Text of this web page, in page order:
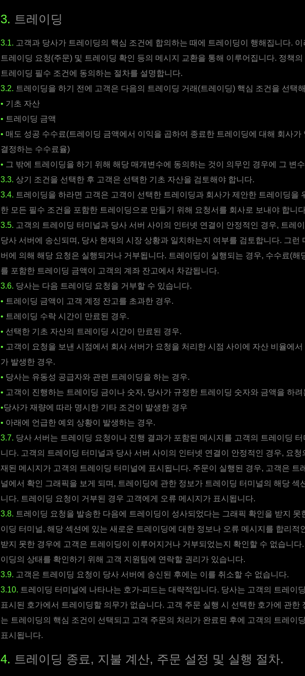
3. 트레이딩
3.1. 고객과 당사가 트레이딩의 핵심 조건에 합의하는 때에 트레이딩이 행해집니다.
트레이딩 요청(주문) 및 트레이딩 확인 등의 메시지 교환을 통해 이루어집니다. 정책
트레이딩 필수 조건에 동의하는 절차를 설명합니다.
3.2. 트레이딩을 하기 전에 고객은 다음의 트레이딩 거래(트레이딩) 핵심 조건을 선택
• 기초 자산
• 트레이딩 금액
• 매도 성공 수수료(트레이딩 금액에서 이익을 곱하여 종료한 트레이딩에 대해 회사가
결정하는 수수료율)
• 그 밖에 트레이딩을 하기 위해 해당 매개변수에 동의하는 것이 의무인 경우에 그 변
3.3. 상기 조건을 선택한 후 고객은 선택한 기초 자산을 검토해야 합니다.
3.4. 트레이딩을 하라면 고객은 고객이 선택한 트레이딩과 회사가 제안한 트레이딩을
한 모든 필수 조건을 포함한 트레이딩으로 만들기 위해 요청서를 회사로 보내야 합니
3.5. 고객의 트레이딩 터미널과 당사 서버 사이의 인터넷 연결이 안정적인 경우, 트레
당사 서버에 송신되며, 당사 현재의 시장 상황과 일치하는지 여부를 검토합니다. 그런
버에 의해 해당 요청은 실행되거나 거부됩니다. 트레이딩이 실행되는 경우, 수수료(해
를 포함한 트레이딩 금액이 고객의 계좌 잔고에서 차감됩니다.
3.6. 당사는 다음 트레이딩 요청을 거부할 수 있습니다.
• 트레이딩 금액이 고객 계정 잔고를 초과한 경우.
• 트레이딩 수락 시간이 만료된 경우.
• 선택한 기초 자산의 트레이딩 시간이 만료된 경우.
• 고객이 요청을 보낸 시점에서 회사 서버가 요청을 처리한 시점 사이에 자산 비율에
가 발생한 경우.
• 당사는 유동성 공급자와 관련 트레이딩을 하는 경우.
• 고객이 진행하는 트레이딩 금이나 숫자, 당사가 규정한 트레이딩 숫자와 금액을 하려
•당사가 재량에 따라 명시한 기타 조건이 발생한 경우
• 아래에 언급한 예외 상황이 발생하는 경우.
3.7. 당사 서버는 트레이딩 요청이나 진행 결과가 포함된 메시지를 고객의 트레이딩 터
니다. 고객의 트레이딩 터미널과 당사 서버 사이의 인터넷 연결이 안정적인 경우, 요청
재된 메시지가 고객의 트레이딩 터미널에 표시됩니다. 주문이 실행된 경우, 고객은 트
널에서 확인 그래픽을 보게 되며, 트레이딩에 관한 정보가 트레이딩 터미널의 해당 섹
니다. 트레이딩 요청이 거부된 경우 고객에게 오류 메시지가 표시됩니다.
3.8. 트레이딩 요청을 발송한 다음에 트레이딩이 성사되었다는 그래픽 확인을 받지 못
이딩 터미널, 해당 섹션에 있는 새로운 트레이딩에 대한 정보나 오류 메시지를 합리적
받지 못한 경우에 고객은 트레이딩이 이루어지거나 거부되었는지 확인할 수 없습니다.
이딩의 상태를 확인하기 위해 고객 지원팀에 연락할 권리가 있습니다.
3.9. 고객은 트레이딩 요청이 당사 서버에 송신된 후에는 이를 취소할 수 없습니다.
3.10. 트레이딩 터미널에 나타나는 호가-피드는 대략적입니다. 당사는 고객의 트레이
표시된 호가에서 트레이딩할 의무가 없습니다. 고객 주문 실행 시 선택한 호가에 관한
는 트레이딩의 핵심 조건이 선택되고 고객 주문의 처리가 완료된 후에 고객의 트레이
표시됩니다.
4. 트레이딩 종료, 지불 계산, 주문 설정 및 실행 절차.